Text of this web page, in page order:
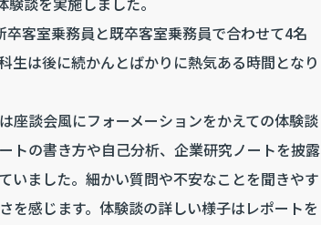
客室乗務員と既卒客室乗務員で合わせて4名
生は後に続かんとばかりに熱気ある時間となり
座談会風にフォーメーションをかえての体験談
トの書き方や自己分析、企業研究ノートを披露
いました。細かい質問や不安なことを聞きやす
を感じます。体験談の詳しい様子はレポートを